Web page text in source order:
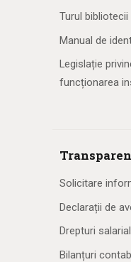
Turul bibliotecii
Manual de
Legislație
funcționarea
Solicitare
Declarații de
Drepturi
Bilanțuri